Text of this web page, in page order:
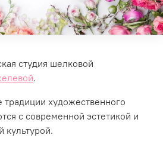
студия шелковой
.
традиции художественного
с современной эстетикой и
культурой.